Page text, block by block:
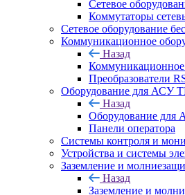
Сетевое
Коммутаторы
Сетевое оборудование
Коммуникационное
Назад
Коммуникационное
Преобразователи
Оборудование для АСУ
Назад
Оборудование
Панели оператора
Системы контроля и
Устройства и системы
Заземление и
Назад
Заземление и